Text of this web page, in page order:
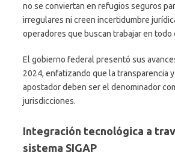
no se conviertan en refugios seguros
irregulares ni creen incertidumbre
operadores que buscan trabajar en todo
El gobierno federal presentó sus
2024, enfatizando que la transparencia
apostador deben ser el denominador
jurisdicciones.
Integración tecnológica a
sistema SIGAP